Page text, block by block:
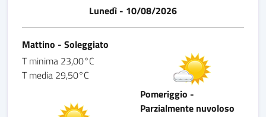
Lunedì - 10/08/2026
Mattino - Soleggiato
T minima 23,00°C
T media 29,50°C
Pomeriggio -
Parzialmente nuvoloso